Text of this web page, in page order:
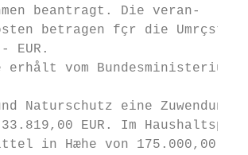
beantragt. Die veran-
betragen fçr die
EUR.
erhålt vom
Naturschutz eine
EUR. Im Haushaltsplan
in Hæhe von 175.000,00 EUR